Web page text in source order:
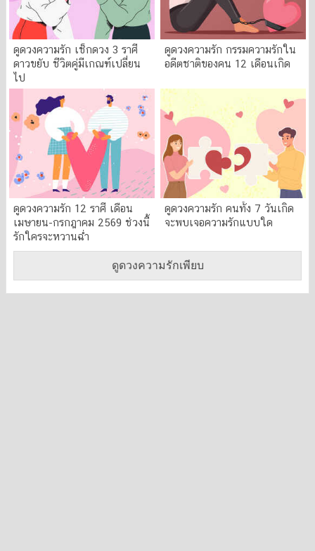
ดูดวงความรัก เช็กดวง 3 ราศี
ดาวขยับ ชีวิตคู่มีเกณฑ์เปลี่ยน
ไป
ดูดวงความรัก กรรมความรักใน
อดีตชาติของคน 12 เดือนเกิด
ดูดวงความรัก 12 ราศี เดือน
เมษายน-กรกฎาคม 2569 ช่วงนี้
รักใครจะหวานฉ่ำ
ดูดวงความรัก คนทั้ง 7 วันเกิด
จะพบเจอความรักแบบใด
ดูดวงความรักเพียบ